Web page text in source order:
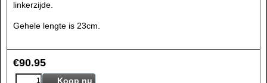
linkerzijde.
Gehele lengte is 23cm.
€90.95
Koop nu